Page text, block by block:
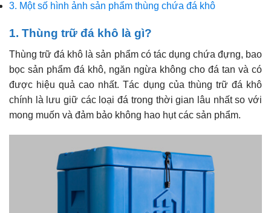
3. Một số hình ảnh sản phẩm thùng chứa đá khô
1. Thùng trữ đá khô là gì?
Thùng trữ đá khô là sản phẩm có tác dụng chứa đựng, bao
bọc sản phẩm đá khô, ngăn ngừa không cho đá tan và có
được hiệu quả cao nhất. Tác dụng của thùng trữ đá khô
chính là lưu giữ các loại đá trong thời gian lâu nhất so với
mong muốn và đảm bảo không hao hụt các sản phẩm.